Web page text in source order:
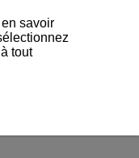
savoir
tout